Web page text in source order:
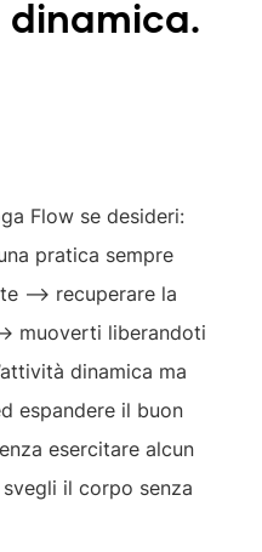
Flow se desideri:
pratica sempre
⟶ recuperare la
muoverti liberandoti
dinamica ma
espandere il buon
esercitare alcun
il corpo senza